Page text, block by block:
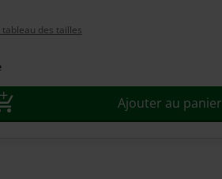
des tailles
Ajouter au panier